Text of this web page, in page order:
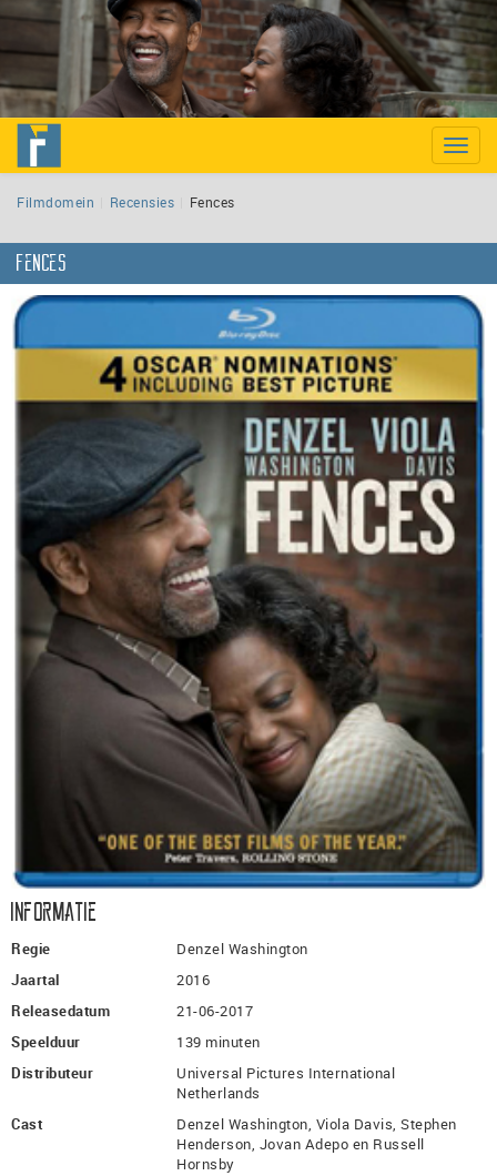
Toggle
Filmdomein Recensies Fences
Fences
Informatie
Regie
Denzel Washington
Jaartal
2016
Releasedatum
21-06-2017
Speelduur
139 minuten
Distributeur
Universal Pictures International
Netherlands
Cast
Denzel Washington, Viola Davis, Stephen
Henderson, Jovan Adepo en Russell
Hornsby